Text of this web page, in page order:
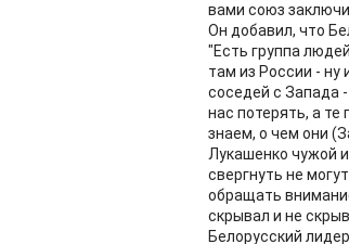
вами союз
Он добавил, что
"Есть группа
там из России -
соседей с Запада
нас потерять, а
знаем, о чем они
Лукашенко чужой
свергнуть не
обращать
скрывал и не
Белорусский